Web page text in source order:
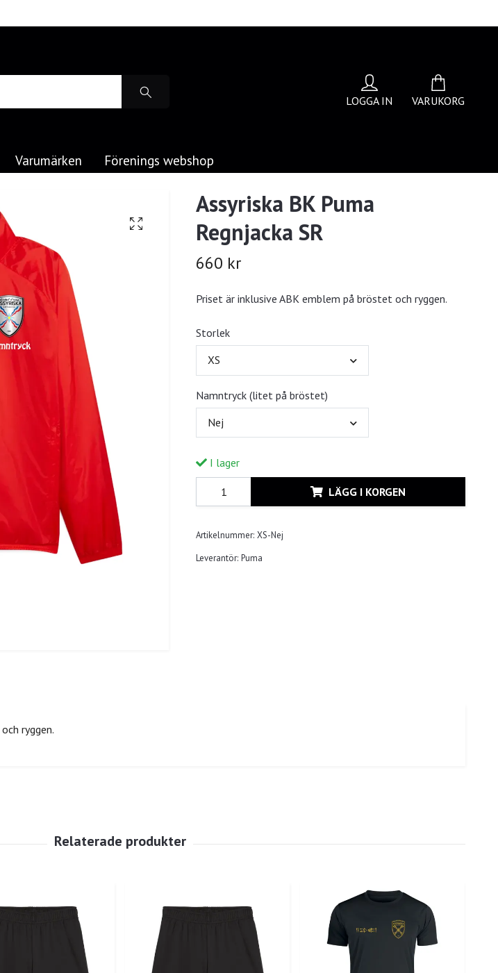
LOGGA IN VARUKORG
Varumärken Förenings webshop
Assyriska BK Puma
Regnjacka SR
660 kr
Priset är inklusive ABK emblem på bröstet och ryggen.
Storlek
XS
Namntryck (litet på bröstet)
Nej
I lager
LÄGG I KORGEN
Artikelnummer: XS-Nej
Leverantör: Puma
ryggen.